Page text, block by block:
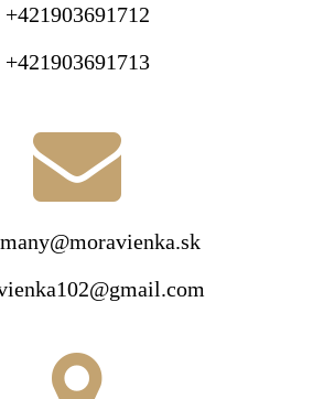
+421903691712
+421903691713